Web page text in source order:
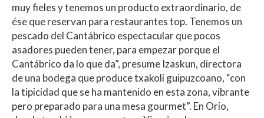
muy fieles y tenemos un producto extraordinario, de
ése que reservan para restaurantes top. Tenemos un
pescado del Cantábrico espectacular que pocos
asadores pueden tener, para empezar porque el
Cantábrico da lo que da”, presume Izaskun, directora
de una bodega que produce txakoli guipuzcoano, “con
la tipicidad que se ha mantenido en esta zona, vibrante
pero preparado para una mesa gourmet”. En Orio,